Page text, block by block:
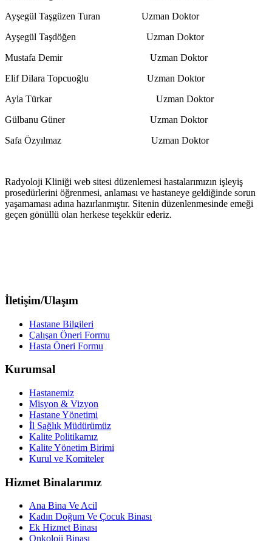
Ayşegül Taşgüzen Turan Uzman Doktor
Ayşegül Taşdöğen Uzman Doktor
Mustafa Demir Uzman Doktor
Elif Dilara Topcuoğlu Uzman Doktor
Ayla Türkar Uzman Doktor
Gülbanu Güner Uzman Doktor
Safa Özyılmaz Uzman Doktor
Radyoloji Kliniği web sitesi düzenlemesi hastalarımızın işleyiş
prosedürlerini öğrenmesi, anlaması ve hastaneye geldiğinde sorun
yaşamaması adına hazırlanmıştır. Sitenin düzenlenmesinde emeği
geçen gönüllü olan herkese teşekkür ederiz.
İletişim/Ulaşım
Hastane Bilgileri
Çalışan Öneri Formu
Hasta Öneri Formu
Kurumsal
Hastanemiz
Misyon & Vizyon
Hastane Yönetimi
İl Sağlık Müdürümüz
Kalite Politikamız
Kalite Yönetim Birimi
Kurul ve Komiteler
Hizmet Binalarımız
Ana Bina Ve Acil
Kadın Doğum Ve Çocuk Binası
Ek Hizmet Binası
Onkoloji Binası